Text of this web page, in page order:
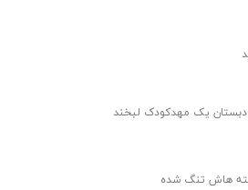
دبستان یک مهدکودک لبخند
هاش تنگ شده